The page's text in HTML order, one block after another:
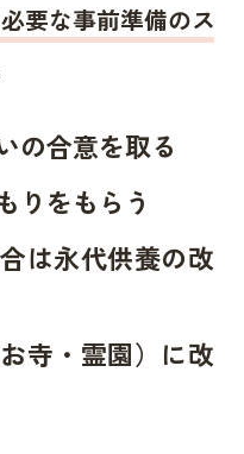
要な事前準備のス
の合意を取る
りをもらう
は永代供養の改
寺・霊園）に改